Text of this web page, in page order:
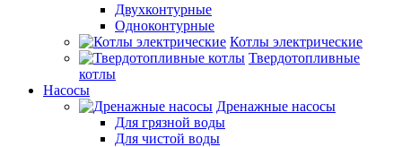
Двухконтурные
Одноконтурные
Котлы электрические
Твердотопливные
котлы
Насосы
Дренажные насосы
Для грязной воды
Для чистой воды